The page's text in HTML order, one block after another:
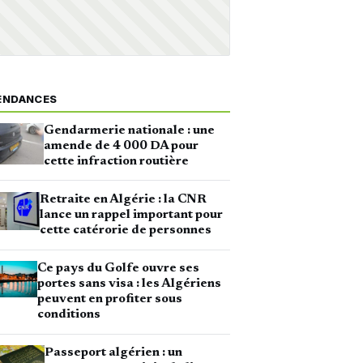
Gendarmerie nationale : une
amende de 4 000 DA pour
cette infraction routière
Retraite en Algérie : la CNR
lance un rappel important pour
cette catérorie de personnes
Ce pays du Golfe ouvre ses
portes sans visa : les Algériens
peuvent en profiter sous
conditions
Passeport algérien : un